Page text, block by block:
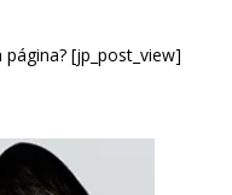
[jp_post_view]